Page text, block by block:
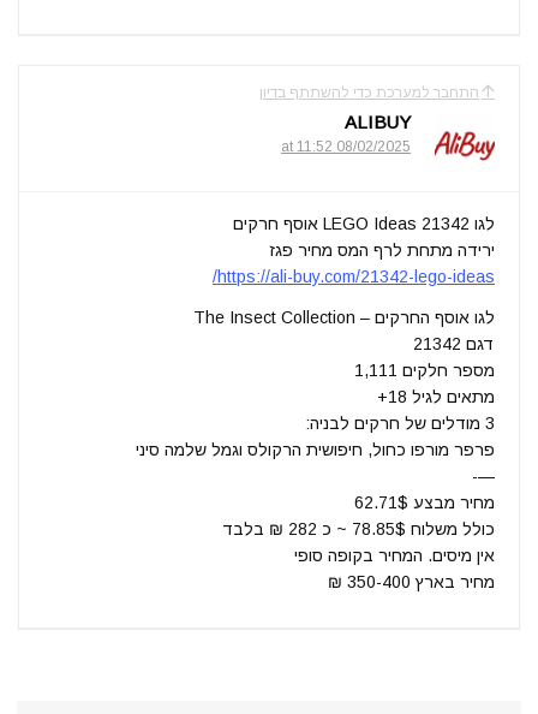
התחבר למערכת כדי להשתתף בדיון
ALIBUY
08/02/2025 at 11:52
לגו 21342 LEGO Ideas אוסף חרקים
ירידה מתחת לרף המס מחיר פגז
https://ali-buy.com/21342-lego-ideas/
לגו אוסף החרקים – The Insect Collection
דגם 21342
מספר חלקים 1,111
מתאים לגיל 18+
3 מודלים של חרקים לבניה:
פרפר מורפו כחול, חיפושית הרקולס וגמל שלמה סיני
—-
מחיר מבצע 62.71$
כולל משלוח 78.85$ ~ כ 282 ₪ בלבד
אין מיסים. המחיר בקופה סופי
מחיר בארץ 350-400 ₪